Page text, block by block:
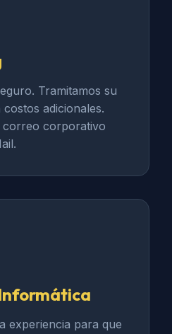
Tramitamos su
adicionales.
correo corporativo
experiencia para que